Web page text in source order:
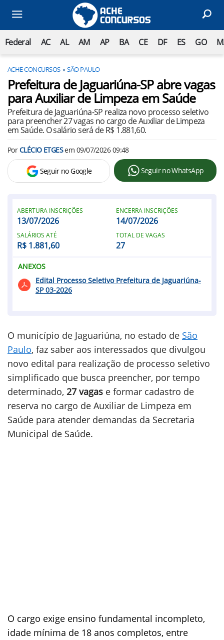
Federal AC AL AM AP BA CE DF ES GO
ACHE CONCURSOS SÃO PAULO
Prefeitura de Jaguariúna-SP abre vagas
para Auxiliar de Limpeza em Saúde
Prefeitura de Jaguariúna-SP realiza novo processo seletivo
para preencher 27 vagas no cargo de Auxiliar de Limpeza
em Saúde. O salário será de R$ 1.881,60.
PorCLÉCIO ETGESem 09/07/2026 09:48
Seguir no Google Seguir no WhatsApp
O município de Jaguariúna, no estado de São
Paulo, faz saber aos interessados que divulgou
novo edital para realização de processo seletivo
simplificado que busca preencher, por tempo
determinado, 27 vagas e formar cadastro de
reserva no cargo de Auxiliar de Limpeza em
Saúde para atender demandas da Secretaria
Municipal de Saúde.
ABERTURA INSCRIÇÕES
13/07/2026
ENCERRA INSCRIÇÕES
14/07/2026
SALÁRIOS ATÉ
R$ 1.881,60
TOTAL DE VAGAS
27
ANEXOS
Edital Processo Seletivo Prefeitura de Jaguariúna-
SP 03-2026
O cargo exige ensino fundamental incompleto,
idade mínima de 18 anos completos, entre